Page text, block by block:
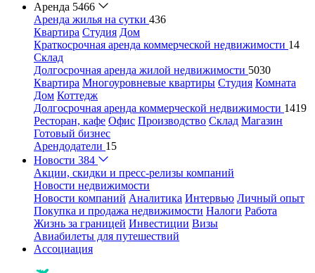
Аренда 5466
Аренда жилья на сутки 436
Квартира Студия Дом
Краткосрочная аренда коммерческой недвижимости 14
Склад
Долгосрочная аренда жилой недвижимости 5030
Квартира Многоуровневые квартиры Студия Комната
Дом Коттедж
Долгосрочная аренда коммерческой недвижимости 1419
Ресторан, кафе Офис Производство Склад Магазин
Готовый бизнес
Арендодатели 15
Новости 384
Акции, скидки и пресс-релизы компаний
Новости недвижимости
Новости компаний Аналитика Интервью Личный опыт
Покупка и продажа недвижимости Налоги Работа
Жизнь за границей Инвестиции Визы
Авиабилеты для путешествий
Ассоциация